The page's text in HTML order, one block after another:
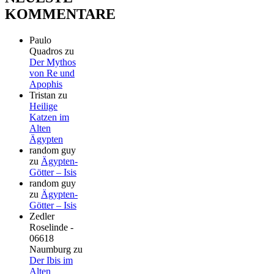
KOMMENTARE
Paulo
Quadros zu
Der Mythos
von Re und
Apophis
Tristan zu
Heilige
Katzen im
Alten
Ägypten
random guy
zu Ägypten-
Götter – Isis
random guy
zu Ägypten-
Götter – Isis
Zedler
Roselinde -
06618
Naumburg zu
Der Ibis im
Alten